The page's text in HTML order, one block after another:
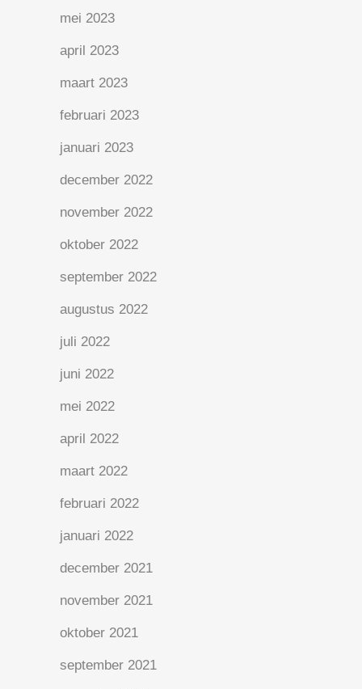
mei 2023
april 2023
maart 2023
februari 2023
januari 2023
december 2022
november 2022
oktober 2022
september 2022
augustus 2022
juli 2022
juni 2022
mei 2022
april 2022
maart 2022
februari 2022
januari 2022
december 2021
november 2021
oktober 2021
september 2021